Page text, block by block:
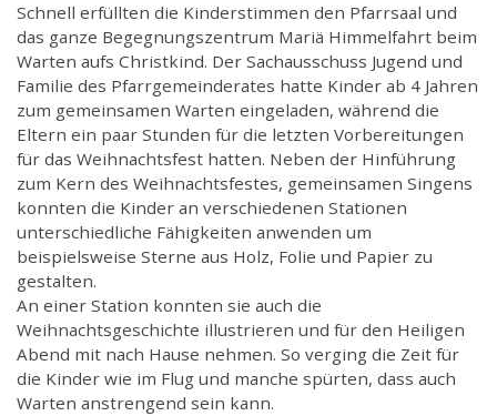
Schnell erfüllten die Kinderstimmen den Pfarrsaal und
das ganze Begegnungszentrum Mariä Himmelfahrt beim
Warten aufs Christkind. Der Sachausschuss Jugend und
Familie des Pfarrgemeinderates hatte Kinder ab 4 Jahren
zum gemeinsamen Warten eingeladen, während die
Eltern ein paar Stunden für die letzten Vorbereitungen
für das Weihnachtsfest hatten. Neben der Hinführung
zum Kern des Weihnachtsfestes, gemeinsamen Singens
konnten die Kinder an verschiedenen Stationen
unterschiedliche Fähigkeiten anwenden um
beispielsweise Sterne aus Holz, Folie und Papier zu
gestalten.
An einer Station konnten sie auch die
Weihnachtsgeschichte illustrieren und für den Heiligen
Abend mit nach Hause nehmen. So verging die Zeit für
die Kinder wie im Flug und manche spürten, dass auch
Warten anstrengend sein kann.